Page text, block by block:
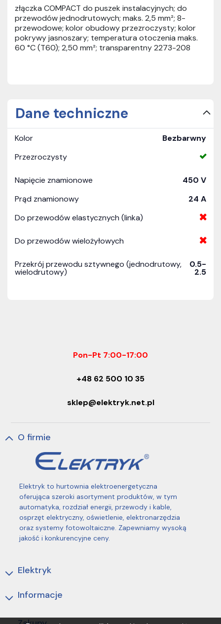
złączka COMPACT do puszek instalacyjnych; do
przewodów jednodrutowych; maks. 2,5 mm²; 8-
przewodowe; kolor obudowy przezroczysty; kolor
pokrywy jasnoszary; temperatura otoczenia maks.
60 °C (T60); 2,50 mm²; transparentny 2273-208
Dane techniczne
Kolor
Bezbarwny
Przezroczysty
Napięcie znamionowe
450 V
Prąd znamionowy
24 A
Do przewodów elastycznych (linka)
Do przewodów wielożyłowych
Przekrój przewodu sztywnego (jednodrutowy,
wielodrutowy)
0.5-
2.5
Pon-Pt 7:00-17:00
+48 62 500 10 35
sklep@elektryk.net.pl
O firmie
Elektryk to hurtownia elektroenergetyczna
oferująca szeroki asortyment produktów, w tym
automatyka, rozdział energii, przewody i kable,
osprzęt elektryczny, oświetlenie, elektronarzędzia
oraz systemy fotowoltaiczne. Zapewniamy wysoką
jakość i konkurencyjne ceny.
Elektryk
Informacje